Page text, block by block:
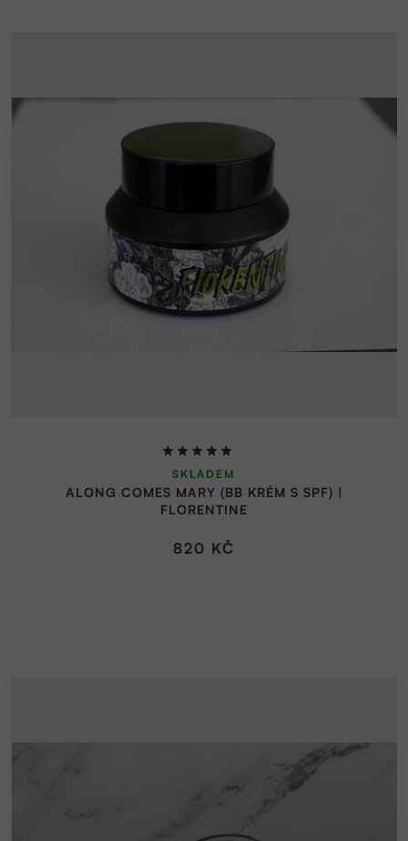
ALONG COMES MARY (BB KRÉM S SPF) |
FLORENTINE
Průměrné
hodnocení
produktu
je
SKLADEM
820 KČ